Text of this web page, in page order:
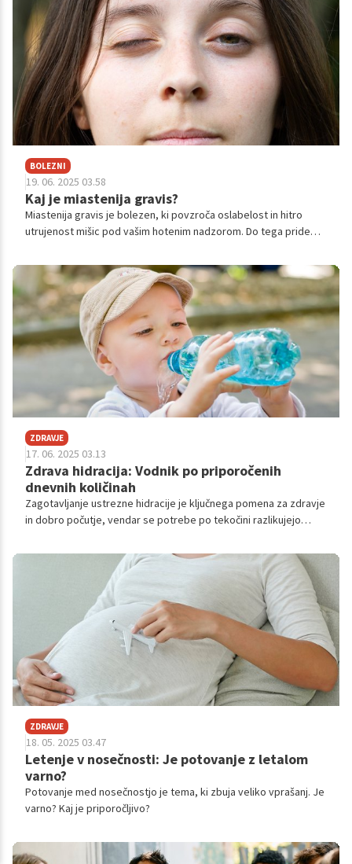
seznanjenost s spremembami, ki lahko nakazujejo na razvoj
melanoma – najzahtevnejše oblike kožnega raka.
BOLEZNI
19. 06. 2025 03.58
Kaj je miastenija gravis?
Miastenija gravis je bolezen, ki povzroča oslabelost in hitro
utrujenost mišic pod vašim hotenim nadzorom. Do tega pride
ZDRAVJE
17. 06. 2025 03.13
Zdrava hidracija: Vodnik po priporočenih
dnevnih količinah
Zagotavljanje ustrezne hidracije je ključnega pomena za zdravje
in dobro počutje, vendar se potrebe po tekočini razlikujejo
ZDRAVJE
18. 05. 2025 03.47
Letenje v nosečnosti: Je potovanje z letalom
varno?
Potovanje med nosečnostjo je tema, ki zbuja veliko vprašanj. Je
varno? Kaj je priporočljivo?